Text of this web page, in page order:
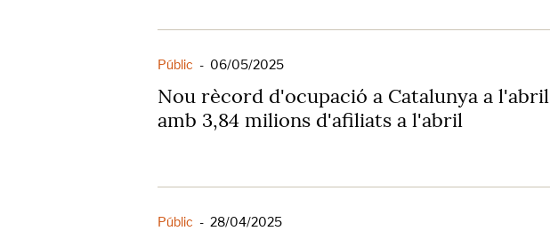
Públic - 06/05/2025
Nou rècord d'ocupació a Catalunya a l'abril
amb 3,84 milions d'afiliats a l'abril
Públic - 28/04/2025